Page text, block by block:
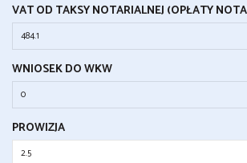
VAT OD TAKSY NOTARIALNEJ (OPŁATY
WNIOSEK DO WKW
PROWIZJA